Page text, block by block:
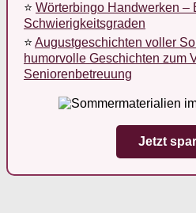
⭐ Wörterbingo Handwerken –
Schwierigkeitsgraden
⭐ Augustgeschichten voller
humorvolle Geschichten zum
Seniorenbetreuung
Jetzt